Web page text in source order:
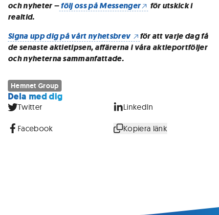
och nyheter –följ oss på Messenger
för utskick i
realtid.
Signa upp dig på vårt nyhetsbrev
för att varje dag få
de senaste aktietipsen, affärerna i våra aktieportföljer
och nyheterna sammanfattade.
Hemnet Group
Dela med dig
Twitter LinkedIn
Facebook Kopiera länk